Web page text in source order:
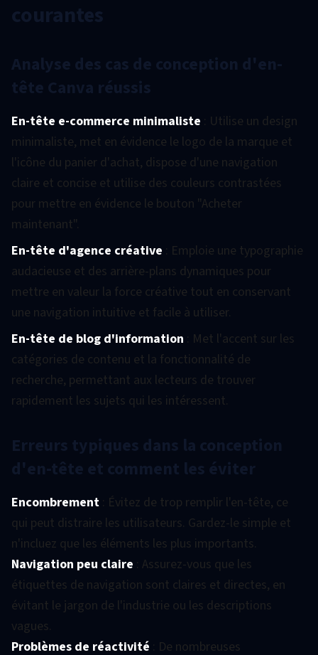
courantes
Analyse des cas de conception d'en-
tête Canva réussis
En-tête e-commerce minimaliste : Utilise un design
minimaliste, met en évidence le logo de la marque et
l'icône du panier d'achat, dispose d'une navigation
claire et concise et utilise des couleurs contrastées
pour mettre en évidence le bouton "Acheter
maintenant".
En-tête d'agence créative : Emploie une typographie
audacieuse et des arrière-plans dynamiques pour
mettre en valeur la force créative tout en conservant
une navigation intuitive et facile à utiliser.
En-tête de blog d'information : Met l'accent sur les
catégories de contenu et la fonctionnalité de
recherche, permettant aux lecteurs de trouver
rapidement les sujets qui les intéressent.
Erreurs typiques dans la conception
d'en-tête et comment les éviter
Encombrement : Évitez de trop remplir l'en-tête, ce
qui peut distraire les utilisateurs. Gardez-le simple et
n'incluez que les éléments les plus importants.
Navigation peu claire : Assurez-vous que les
étiquettes de navigation sont claires et directes, en
évitant le jargon de l'industrie ou les descriptions
vagues.
Problèmes de réactivité : De nombreuses